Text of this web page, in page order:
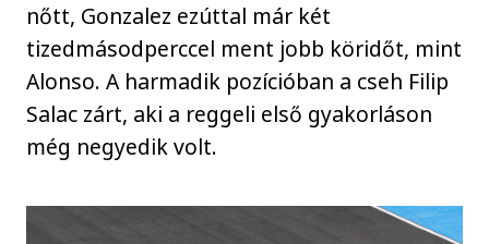
nőtt, Gonzalez ezúttal már két
tizedmásodperccel ment jobb köridőt, mint
Alonso. A harmadik pozícióban a cseh Filip
Salac zárt, aki a reggeli első gyakorláson
még negyedik volt.